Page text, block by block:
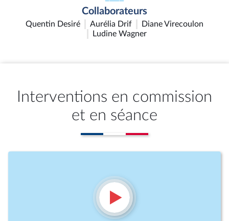
Collaborateurs
Quentin Desiré Aurélia Drif
Diane Virecoulon
Ludine Wagner
Interventions en commission
et en séance